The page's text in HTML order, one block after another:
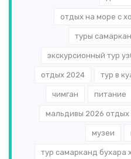
отдых на море с
туры
экскурсионный тур
отдых 2024 тур в
чимган питание
мальдивы 2026 отдых
музеи
тур самарканд бухара